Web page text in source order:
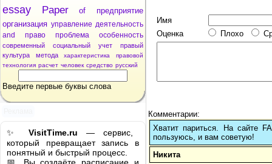
essay
Paper of
предприятие
организация управление деятельность
and
право проблема особенность
современный социальный учет
правый
культура
метода характеристика
правовой
технология расчет человек средство русский
Введите первые буквы слова
✨ VisitTime.ru — сервис,
который превращает запись в
понятный и быстрый процесс.
Имя
Оценка
Плохо
Комментарии:
Хватит париться. На сайте
пользуюсь, и вам советую!
Никита